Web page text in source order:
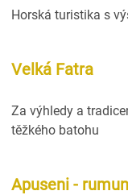
Horská turistika s
Velká Fatra
Za výhledy a
těžkého batohu
Apuseni -